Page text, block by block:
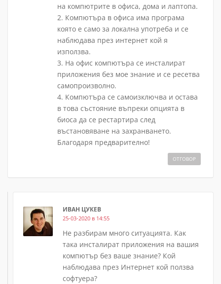
на компютрите в офиса, дома и лаптопа.
2. Компютъра в офиса има програма
която е само за локална употреба и се
наблюдава през интернет кой я
използва.
3. На офис компютъра се инсталират
приложения без мое знание и се ресетва
самопроизволно.
4. Компютъра се самоизключва и остава
в това състояние въпреки опцията в
биоса да се рестартира след
въстановяване на захранването.
Благодаря предварително!
ОТГОВОР
ИВАН ЦУКЕВ
25-03-2020 в 14:55
Не разбирам много ситуацията. Как
така инсталират приложения на вашия
компютър без ваше знание? Кой
наблюдава през Интернет кой ползва
софтуера?